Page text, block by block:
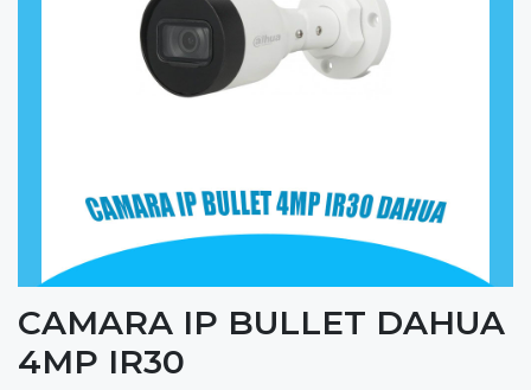
CAMARA IP BULLET DAHUA
4MP IR30